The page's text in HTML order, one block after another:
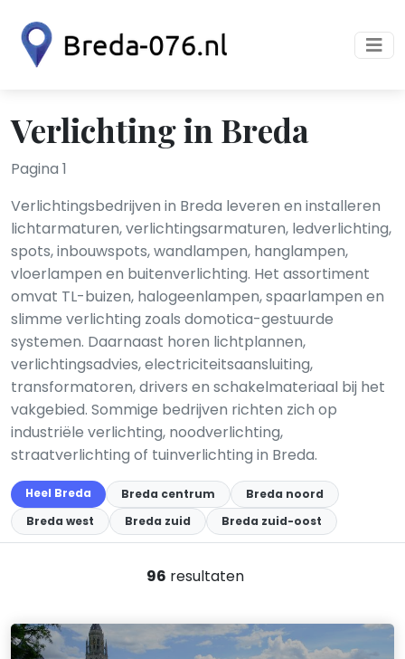
Verlichting in Breda
Pagina 1
Verlichtingsbedrijven in Breda leveren en installeren
lichtarmaturen, verlichtingsarmaturen, ledverlichting,
spots, inbouwspots, wandlampen, hanglampen,
vloerlampen en buitenverlichting. Het assortiment
omvat TL-buizen, halogeenlampen, spaarlampen en
slimme verlichting zoals domotica-gestuurde
systemen. Daarnaast horen lichtplannen,
verlichtingsadvies, electriciteitsaansluiting,
transformatoren, drivers en schakelmateriaal bij het
vakgebied. Sommige bedrijven richten zich op
industriële verlichting, noodverlichting,
straatverlichting of tuinverlichting in Breda.
Heel Breda Breda centrum
Breda noord
Breda west
Breda zuid Breda zuid-oost
96 resultaten